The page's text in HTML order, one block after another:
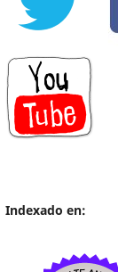
Indexado en: